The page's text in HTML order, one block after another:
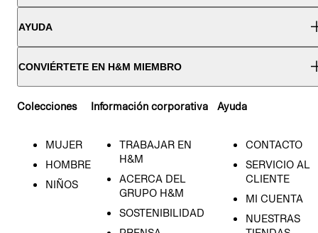
AYUDA
CONVIÉRTETE EN H&M MIEMBRO
Colecciones
MUJER
HOMBRE
NIÑOS
Información corporativa
TRABAJAR EN
H&M
ACERCA DEL
GRUPO H&M
SOSTENIBILIDAD
Ayuda
CONTACTO
SERVICIO AL
CLIENTE
MI CUENTA
NUESTRAS